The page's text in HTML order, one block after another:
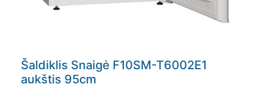
Šaldiklis Snaigė F10SM-T6002E1
aukštis 95cm